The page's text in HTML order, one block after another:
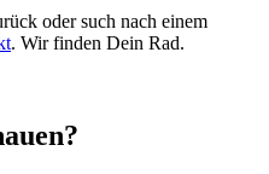
oder such nach einem
. Wir finden Dein Rad.